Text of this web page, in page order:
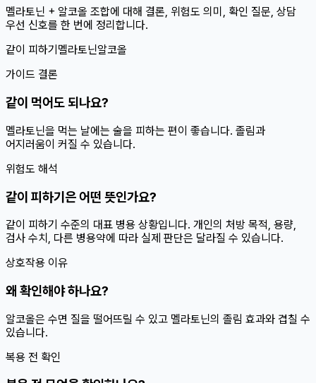
멜라토닌 + 알코올 조합에 대해 결론, 위험도 의미, 확인 질문, 상담
우선 신호를 한 번에 정리합니다.
같이 피하기 멜라토닌알코올
가이드 결론
같이 먹어도 되나요?
멜라토닌을 먹는 날에는 술을 피하는 편이 좋습니다. 졸림과
어지러움이 커질 수 있습니다.
위험도 해석
같이 피하기은 어떤 뜻인가요?
같이 피하기 수준의 대표 병용 상황입니다. 개인의 처방 목적, 용량,
검사 수치, 다른 병용약에 따라 실제 판단은 달라질 수 있습니다.
상호작용 이유
왜 확인해야 하나요?
알코올은 수면 질을 떨어뜨릴 수 있고 멜라토닌의 졸림 효과와 겹칠 수
있습니다.
복용 전 확인